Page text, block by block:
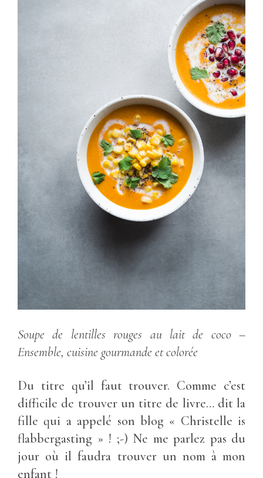
Soupe de lentilles rouges au lait de coco –
Ensemble, cuisine gourmande et colorée
Du titre qu’il faut trouver. Comme c’est
difficile de trouver un titre de livre… dit la
fille qui a appelé son blog « Christelle is
flabbergasting » ! ;-) Ne me parlez pas du
jour où il faudra trouver un nom à mon
enfant !